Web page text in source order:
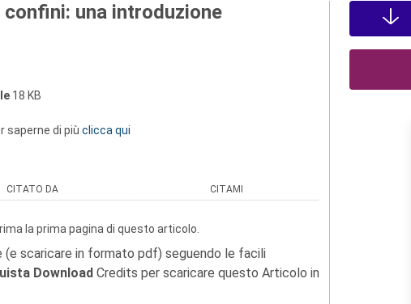
una introduzione
18 KB
saperne di più clicca qui
CITATO DA CITAMI
la prima pagina di questo articolo.
scaricare in formato pdf) seguendo le facili
Download Credits per scaricare questo Articolo in